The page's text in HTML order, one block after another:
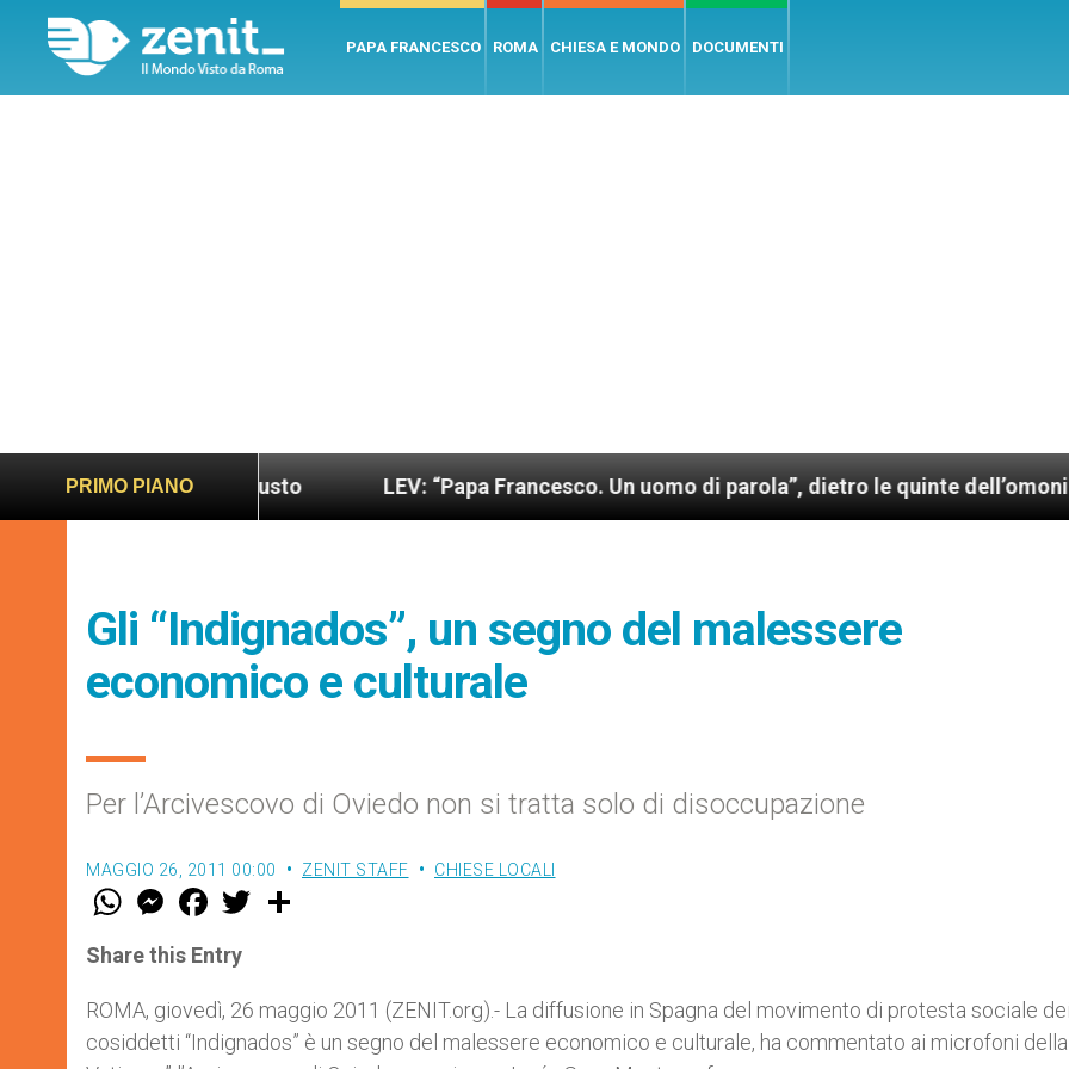
PAPA FRANCESCO ROMA CHIESA E MONDO DOCUMENTI
PRIMO PIANO
più sano e giusto LEV: “Papa Francesco. Un uomo di parola”, dietro le quinte dell’omonimo film di
Gli “Indignados”, un segno del malessere
economico e culturale
Per l’Arcivescovo di Oviedo non si tratta solo di disoccupazione
MAGGIO 26, 2011 00:00 ZENIT STAFF CHIESE LOCALI
W
t
s
p
p
M
e
s
e
g
e
r
F
a
e
b
o
k
w
r
Share this Entry
ROMA, giovedì, 26 maggio 2011 (ZENIT.org).- La diffusione in Spagna del movimento di protesta sociale dei
cosiddetti “Indignados” è un segno del malessere economico e culturale, ha commentato ai microfoni della